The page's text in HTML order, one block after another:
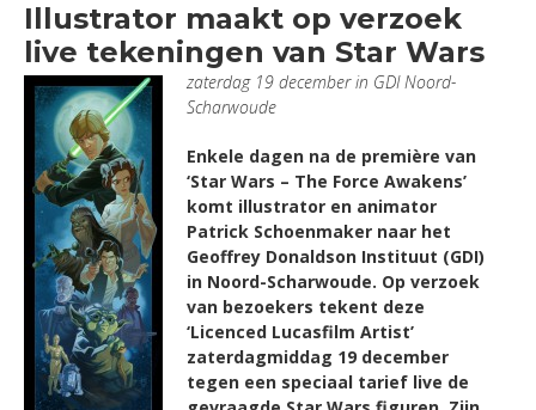
Illustrator maakt op verzoek
live tekeningen van Star Wars
zaterdag 19 december in GDI Noord-
Scharwoude
Enkele dagen na de première van
‘Star Wars – The Force Awakens’
komt illustrator en animator
Patrick Schoenmaker naar het
Geoffrey Donaldson Instituut (GDI)
in Noord-Scharwoude. Op verzoek
van bezoekers tekent deze
‘Licenced Lucasfilm Artist’
zaterdagmiddag 19 december
tegen een speciaal tarief live de